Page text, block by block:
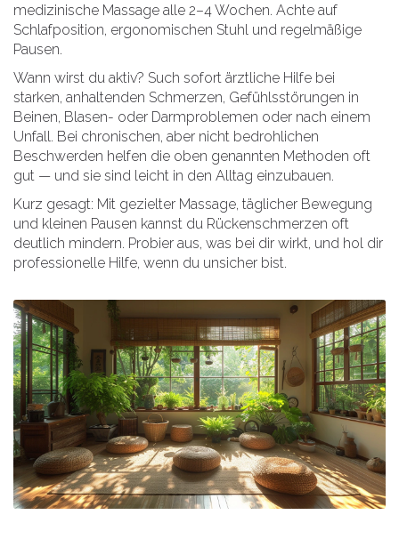
medizinische Massage alle 2–4 Wochen. Achte auf
Schlafposition, ergonomischen Stuhl und regelmäßige
Pausen.
Wann wirst du aktiv? Such sofort ärztliche Hilfe bei
starken, anhaltenden Schmerzen, Gefühlsstörungen in
Beinen, Blasen- oder Darmproblemen oder nach einem
Unfall. Bei chronischen, aber nicht bedrohlichen
Beschwerden helfen die oben genannten Methoden oft
gut — und sie sind leicht in den Alltag einzubauen.
Kurz gesagt: Mit gezielter Massage, täglicher Bewegung
und kleinen Pausen kannst du Rückenschmerzen oft
deutlich mindern. Probier aus, was bei dir wirkt, und hol dir
professionelle Hilfe, wenn du unsicher bist.